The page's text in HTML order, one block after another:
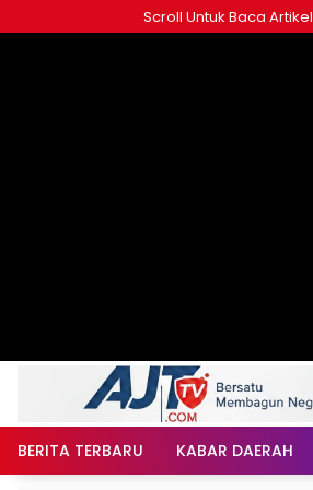
ke
Scroll Untuk Baca Artikel
BERITA TERBARU KABAR DAERAH